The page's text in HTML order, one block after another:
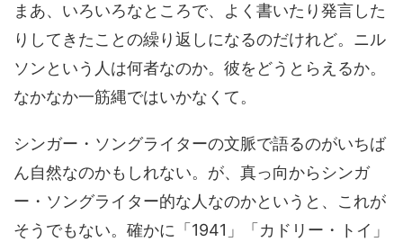
まあ、いろいろなところで、よく書いたり発言した
りしてきたことの繰り返しになるのだけれど。ニル
ソンという人は何者なのか。彼をどうとらえるか。
なかなか一筋縄ではいかなくて。
シンガー・ソングライターの文脈で語るのがいちば
ん自然なのかもしれない。が、真っ向からシンガ
ー・ソングライター的な人なのかというと、これが
そうでもない。確かに「1941」「カドリー・トイ」